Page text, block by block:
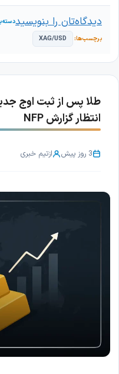
XAG/USD
دیدگاه‌تان را بنویسید
طلا پس از ثبت اوج
انتظار گزارش NFP
3 روز پیش ازتیم خبری